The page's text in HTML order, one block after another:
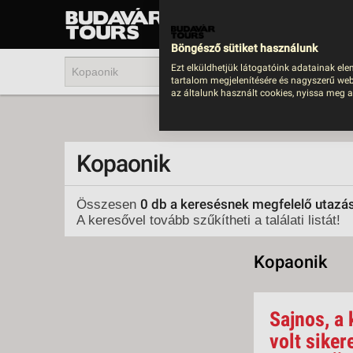
UTAZÁS
Kopaonik
Összesen 0 db a keresésnek megfelelő
A keresővel tovább szűkítheti a találati listát!
Kopaonik
Sajnos, a
volt
Böngésző sütiket használunk
Ezt elküldhetjük látogatóink adatainak
tartalom megjelenítésére és nagyszerű
az általunk használt cookies, nyissa meg